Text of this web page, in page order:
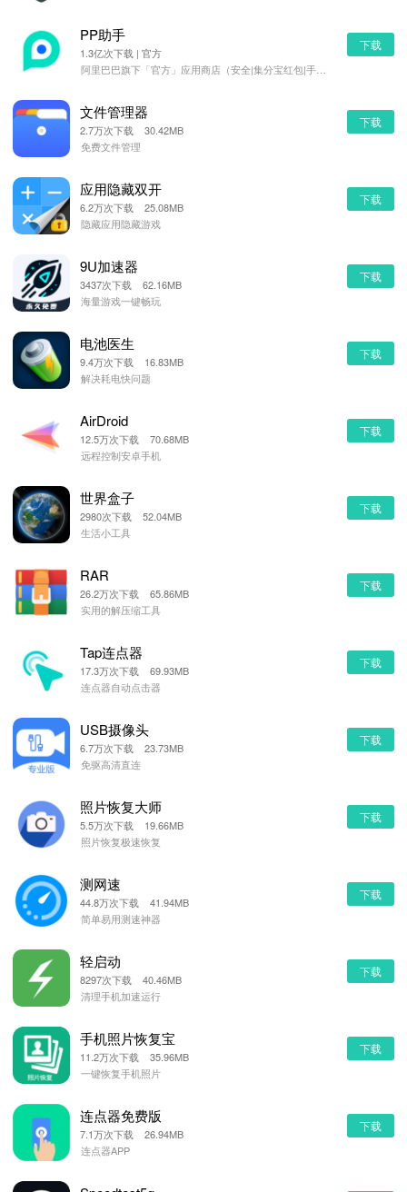
PP助手
1.3亿次下载 | 官方
下载
文件管理器
2.7万次下载 30.42MB
免费文件管理
下载
应用隐藏双开
6.2万次下载 25.08MB
隐藏应用隐藏游戏
下载
9U加速器
3437次下载 62.16MB
海量游戏一键畅玩
下载
电池医生
9.4万次下载 16.83MB
解决耗电快问题
下载
AirDroid
12.5万次下载 70.68MB
远程控制安卓手机
下载
世界盒子
2980次下载 52.04MB
生活小工具
下载
RAR
26.2万次下载 65.86MB
实用的解压缩工具
下载
Tap连点器
17.3万次下载 69.93MB
连点器自动点击器
下载
USB摄像头
6.7万次下载 23.73MB
免驱高清直连
下载
照片恢复大师
5.5万次下载 19.66MB
照片恢复极速恢复
下载
测网速
44.8万次下载 41.94MB
简单易用测速神器
下载
轻启动
8297次下载 40.46MB
清理手机加速运行
下载
手机照片恢复宝
11.2万次下载 35.96MB
一键恢复手机照片
下载
连点器免费版
7.1万次下载 26.94MB
连点器APP
下载